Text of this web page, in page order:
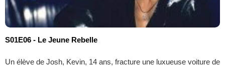
S01E06 - Le Jeune Rebelle
Un élève de Josh, Kevin, 14 ans, fracture une luxueuse voiture de